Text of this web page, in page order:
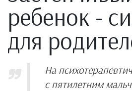
ребенок -
для
На
с пятилетним